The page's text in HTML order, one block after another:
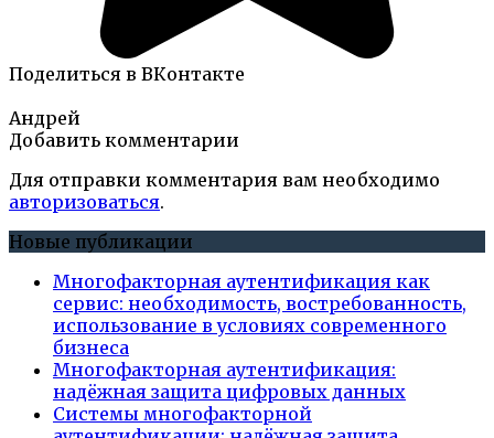
Поделиться в ВКонтакте
Андрей
Добавить комментарии
Для отправки комментария вам необходимо
авторизоваться.
Новые публикации
Многофакторная аутентификация как
сервис: необходимость, востребованность,
использование в условиях современного
бизнеса
Многофакторная аутентификация:
надёжная защита цифровых данных
Системы многофакторной